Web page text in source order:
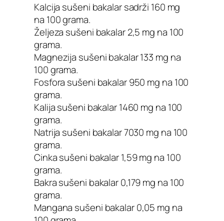
Kalcija sušeni bakalar sadrži 160 mg
na 100 grama.
Željeza sušeni bakalar 2,5 mg na 100
grama.
Magnezija sušeni bakalar 133 mg na
100 grama.
Fosfora sušeni bakalar 950 mg na 100
grama.
Kalija sušeni bakalar 1460 mg na 100
grama.
Natrija sušeni bakalar 7030 mg na 100
grama.
Cinka sušeni bakalar 1,59 mg na 100
grama.
Bakra sušeni bakalar 0,179 mg na 100
grama.
Mangana sušeni bakalar 0,05 mg na